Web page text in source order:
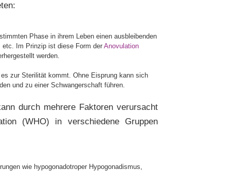
Phase in ihrem Leben einen ausbleibenden
etc. Im Prinzip ist diese Form der Anovulation
werden.
zur Sterilität kommt. Ohne Eisprung kann sich
und zu einer Schwangerschaft führen.
durch mehrere Faktoren verursacht
(WHO) in verschiedene Gruppen
wie hypogonadotroper Hypogonadismus,